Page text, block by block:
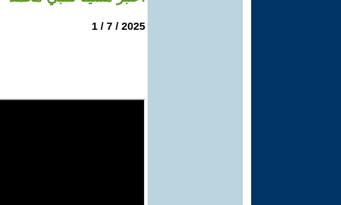
2025 / 7 / 1